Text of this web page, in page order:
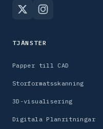
TJÄNSTER
Papper till CAD
Storformatsskanning
3D-visualisering
Digitala Planritningar